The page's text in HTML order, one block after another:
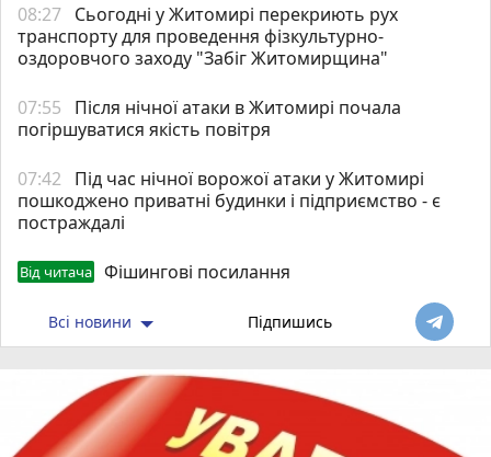
08:27 Сьогодні у Житомирі перекриють рух
транспорту для проведення фізкультурно-
оздоровчого заходу "Забіг Житомирщина"
07:55
Після нічної атаки в Житомирі почала
погіршуватися якість повітря
07:42
Під час нічної ворожої атаки у Житомирі
пошкоджено приватні будинки і підприємство - є
постраждалі
Від читача Фішингові посилання
Всі новини Підпишись